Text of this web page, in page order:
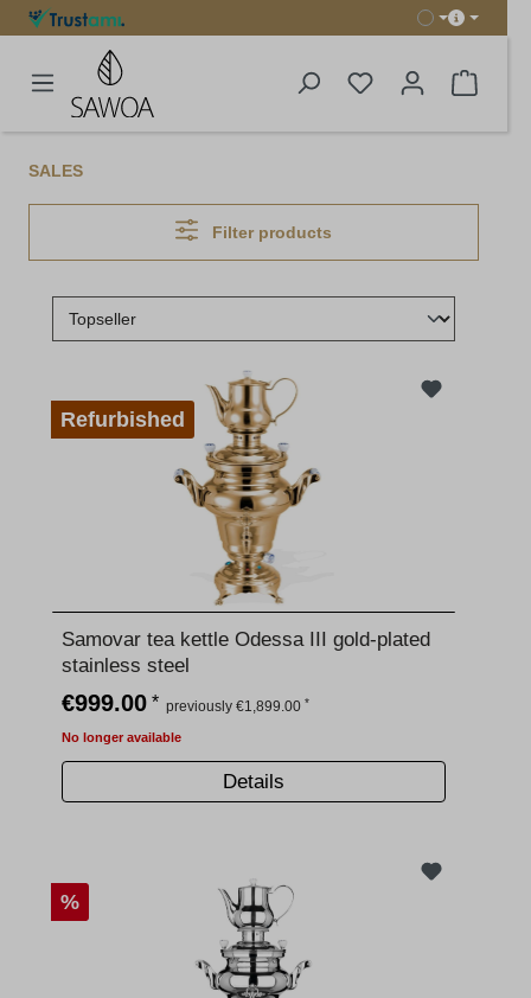
content
SALES
Filter products
Refurbished
Samovar tea kettle Odessa III gold-plated
stainless steel
€999.00 * previously €1,899.00 *
No longer available
Details
%